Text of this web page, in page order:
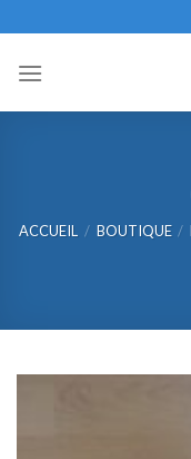
to
content
ACCUEIL / BOUTIQUE /